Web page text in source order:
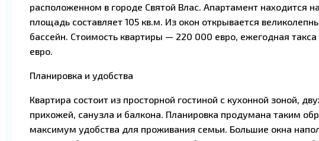
расположенном в городе Святой Влас. Апартамент находится
площадь составляет 105 кв.м. Из окон открывается
бассейн. Стоимость квартиры — 220 000 евро, ежегодная
евро.
Планировка и удобства
Квартира состоит из просторной гостиной с кухонной зоной,
прихожей, санузла и балкона. Планировка продумана таким
максимум удобства для проживания семьи. Большие окна